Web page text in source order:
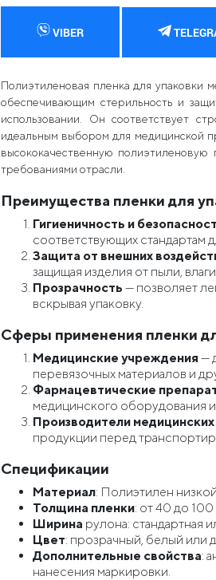
VIBER
Полиэтиленовая пленка для упаковки
обеспечивающим стерильность и
использовании. Он соответствует
идеальным выбором для медицинской
высококачественную полиэтиленовую
требованиями отрасли.
Преимущества пленки для
Гигиеничность и
соответствующих стандартам
Защита от внешних
защищая изделия от пыли,
Прозрачность — позволяет
вскрывая упаковку.
Сферы применения пленки
Медицинские учреждения —
перевязочных материалов и
Фармацевтические
медицинского оборудования
Производители медицинских
продукции перед
Спецификации
Материал: Полиэтилен
Толщина пленки: от 40 до 100
Ширина рулона: стандартная
Цвет: прозрачный, белый или
Дополнительные свойства:
нанесения маркировки.